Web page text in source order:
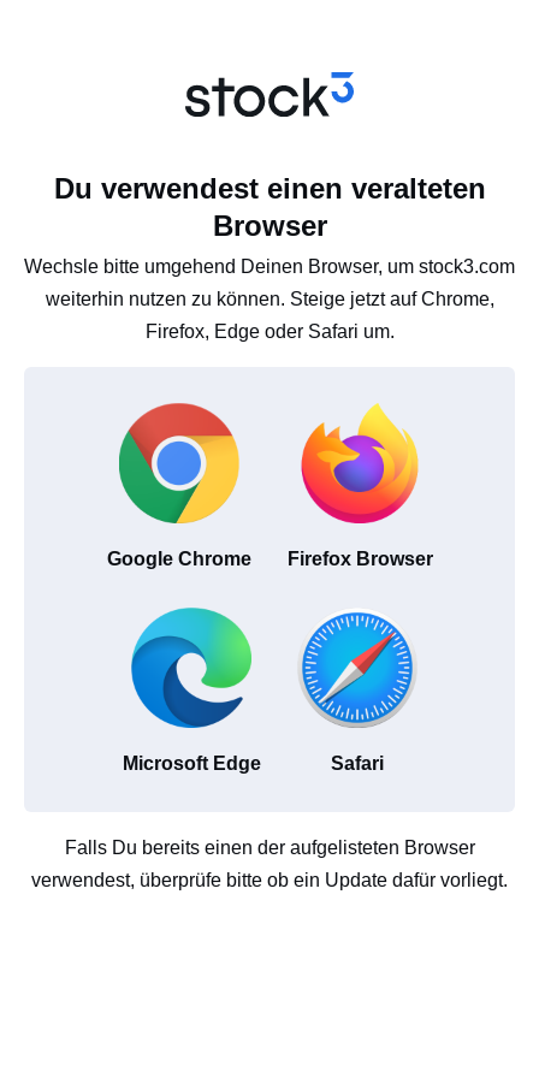
Du verwendest einen veralteten
Browser
Wechsle bitte umgehend Deinen Browser, um stock3.com
weiterhin nutzen zu können. Steige jetzt auf Chrome,
Firefox, Edge oder Safari um.
Google Chrome Firefox Browser
Microsoft Edge Safari
Falls Du bereits einen der aufgelisteten Browser
verwendest, überprüfe bitte ob ein Update dafür vorliegt.